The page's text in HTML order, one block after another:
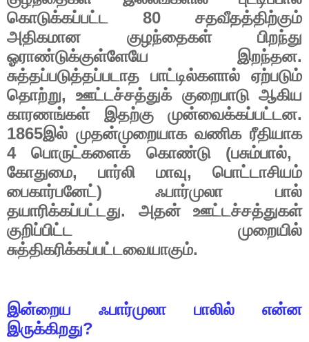
கொடுக்கப்பட்ட 80 சதவீதத்திற்கும்
அதிகமான
குழந்தைகள்
பிறந்து
ஓராண்டுக்குள்ளேயே
இறந்தன.
சுத்தப்படுத்தப்படாத பாட்டில்களால்
ஏற்படும்
தொற்று,ஊட்டச்சத்துக் குறைபாடு ஆகிய
காரணங்கள்
இதற்கு முன்வைக்கப்பட்டன.
1865இல் முதன்முறையாக வணிக ரீதியாக
4பொருட்களைக் கொண்டு(பசும்பால்,
கோதுமை, பார்லி மாவு, பொட்டாசியம்
பைகார்பனேட்) ஃபார்முலா
பால்
தயாரிக்கப்பட்டது. அதன்
ஊட்டச்சத்துகள்
குறிப்பிட்ட
முறையில்
சுத்திகரிக்கப்பட்டவையாகும்.
இன்றைய ஃபார்முலா பாலில்
என்ன
இருக்கிறது?